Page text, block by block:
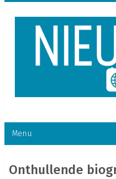
Menu
Onthullende